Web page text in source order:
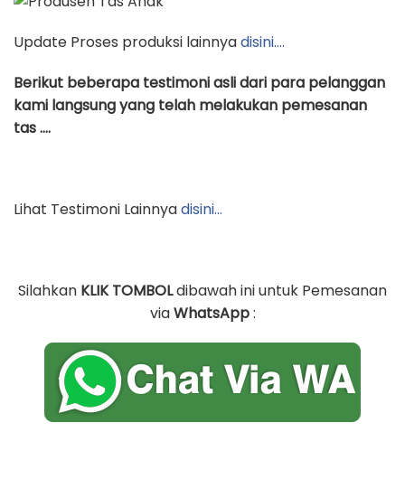
Update Proses produksi lainnyadisini….
Berikut beberapa testimoni asli dari para pelanggan
kami langsung yang telah melakukan pemesanan
tas ….
Lihat Testimoni Lainnyadisini…
Silahkan KLIK TOMBOLdibawah ini untuk Pemesanan
viaWhatsApp: